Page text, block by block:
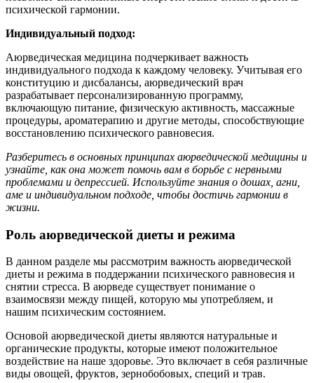
психической гармонии.
Индивидуальный подход:
Аюрведическая медицина подчеркивает важность
индивидуального подхода к каждому человеку. Учитывая его
конституцию и дисбалансы, аюрведический врач
разрабатывает персонализированную программу,
включающую питание, физическую активность, массажные
процедуры, ароматерапию и другие методы, способствующие
восстановлению психического равновесия.
Разберитесь в основных принципах аюрведической медицины и
узнайте, как она может помочь вам в борьбе с нервными
проблемами и депрессией. Используйте знания о дошах, агни,
аме и индивидуальном подходе, чтобы достичь гармонии в
жизни.
Роль аюрведической диеты и режима
В данном разделе мы рассмотрим важность аюрведической
диеты и режима в поддержании психического равновесия и
снятии стресса. В аюрведе существует понимание о
взаимосвязи между пищей, которую мы употребляем, и
нашим психическим состоянием.
Основой аюрведической диеты являются натуральные и
органические продукты, которые имеют положительное
воздействие на наше здоровье. Это включает в себя различные
виды овощей, фруктов, зернобобовых, специй и трав.